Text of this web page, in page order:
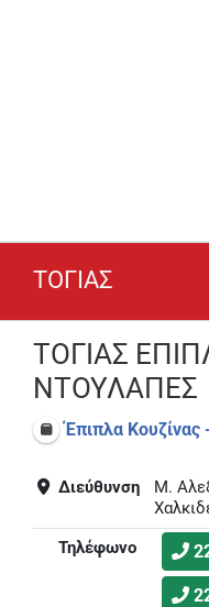
ΤΟΓΙΑΣ
ΤΟΓΙΑΣ
ΝΤΟΥΛΑΠΕΣ
Έπιπλα
Διεύθυνση
Μ.
Τηλέφωνο